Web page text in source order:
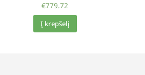
€779.72
Į krepšelį